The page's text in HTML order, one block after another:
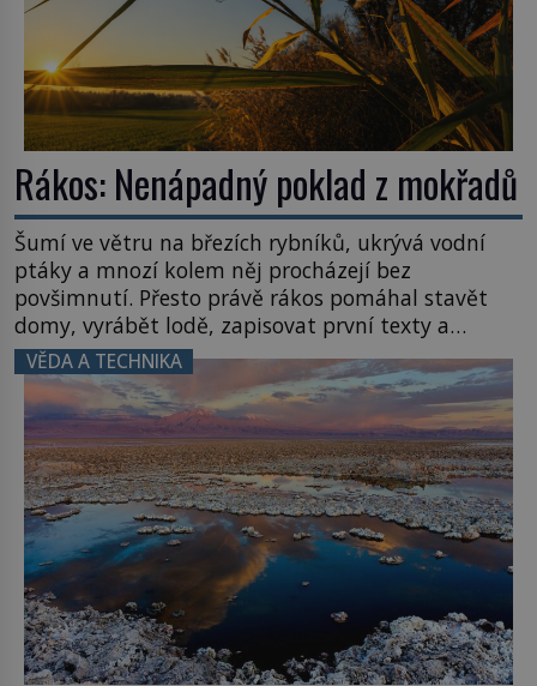
Rákos: Nenápadný poklad z mokřadů
Šumí ve větru na březích rybníků, ukrývá vodní
ptáky a mnozí kolem něj procházejí bez
povšimnutí. Přesto právě rákos pomáhal stavět
domy, vyrábět lodě, zapisovat první texty a
inspiroval řadu pověstí. Tato skromná, ale
užitečná rostlina provází člověka už tisíce let.
Většina lidí vnímá rákos jen jako obyčejnou kulisu
letního koupání. Stačí se však podívat […]
VĚDA A TECHNIKA